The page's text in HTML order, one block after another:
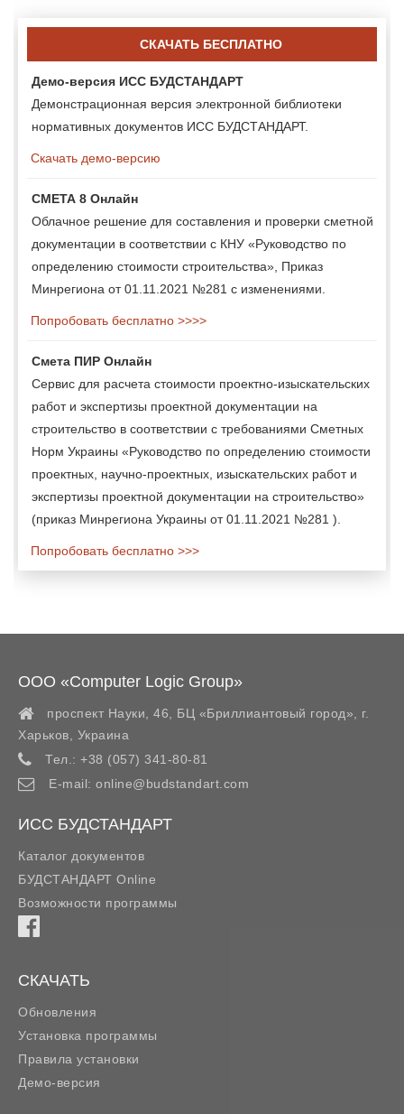
СКАЧАТЬ БЕСПЛАТНО
Демо-версия ИСС БУДСТАНДАРТ
Демонстрационная версия электронной библиотеки
нормативных документов ИСС БУДСТАНДАРТ.
Скачать демо-версию
СМЕТА 8 Онлайн
Облачное решение для составления и проверки сметной
документации в соответствии с КНУ «Руководство по
определению стоимости строительства», Приказ
Минрегиона от 01.11.2021 №281 с изменениями.
Попробовать бесплатно >>>>
Смета ПИР Онлайн
Сервис для расчета стоимости проектно-изыскательских
работ и экспертизы проектной документации на
строительство в соответствии с требованиями Сметных
Норм Украины «Руководство по определению стоимости
проектных, научно-проектных, изыскательских работ и
экспертизы проектной документации на строительство»
(приказ Минрегиона Украины от 01.11.2021 №281 ).
Попробовать бесплатно >>>
ООО «Computer Logic Group»
проспект Науки, 46, БЦ «Бриллиантовый город»,
г.
Харьков
Украина
Тел.: +38 (057) 341-80-81
E-mail: online@budstandart.com
ИСС БУДСТАНДАРТ
Каталог документов
БУДСТАНДАРТ Online
Возможности программы
СКАЧАТЬ
Обновления
Установка программы
Правила установки
Демо-версия